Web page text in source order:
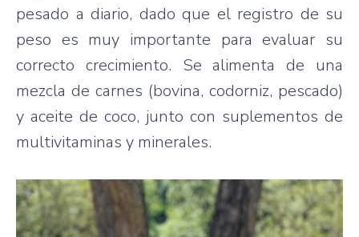
pesado a diario, dado que el registro de su
peso es muy importante para evaluar su
correcto crecimiento. Se alimenta de una
mezcla de carnes (bovina, codorniz, pescado)
y aceite de coco, junto con suplementos de
multivitaminas y minerales.